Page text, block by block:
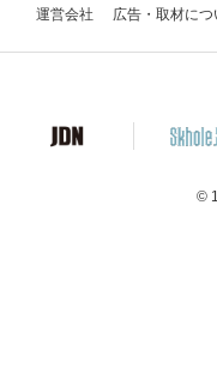
運営会社 広告・取材につ
©